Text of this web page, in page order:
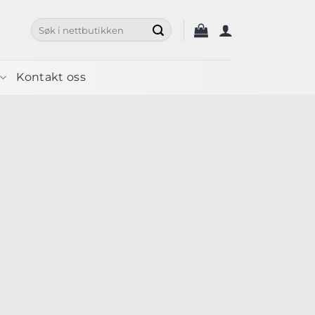
Søk
etter:
Kontakt oss